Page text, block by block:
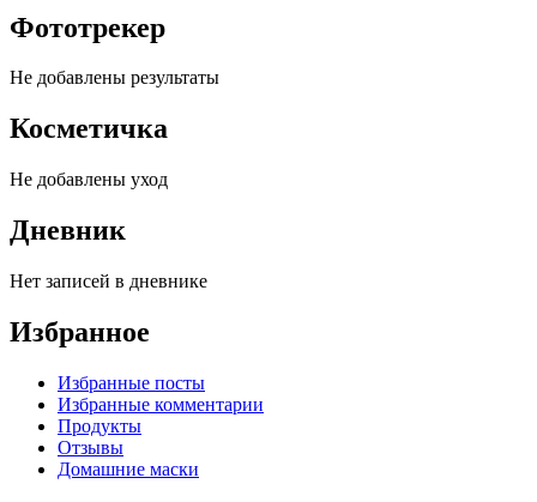
Фототрекер
Не добавлены результаты
Косметичка
Не добавлены уход
Дневник
Нет записей в дневнике
Избранное
Избранные посты
Избранные комментарии
Продукты
Отзывы
Домашние маски